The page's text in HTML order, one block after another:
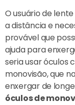
O usuário de
a distância e
provável que
ajuda para
seria usar óculos
monovisão, que
enxergar de
óculos de